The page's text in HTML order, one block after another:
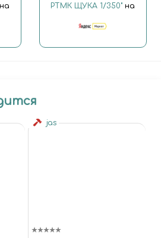
РТМК ЩУКА 1/350" на
jas